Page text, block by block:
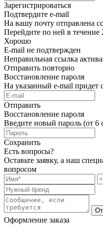
Зарегистрироваться
Подтвердите e-mail
На вашу почту отправлена
Перейдите по ней в течение
Хорошо
E-mail не подтвержден
Неправильная ссылка
Отправить повторно
Восстановление пароля
На указанный e-mail придет
Отправить
Восстановление пароля
Введите новый пароль (от 6
Сохранить
Есть вопросы?
Оставьте заявку, а наш
вопросом
Оформление заказа